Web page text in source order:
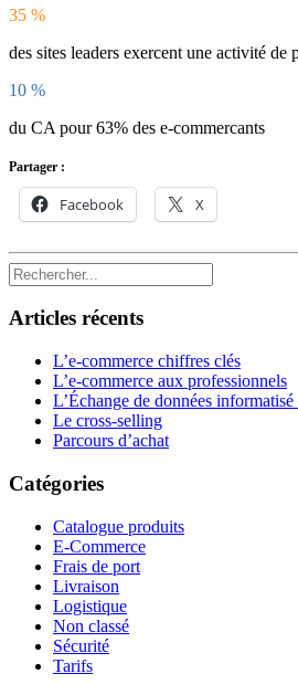
35 %
des sites leaders exercent une activité de
10 %
du CA pour 63% des e-commercants
Partager :
Facebook X
Articles récents
L’e-commerce chiffres clés
L’e-commerce aux professionnels
L’Échange de données
Le cross-selling
Parcours d’achat
Catégories
Catalogue produits
E-Commerce
Frais de port
Livraison
Logistique
Non classé
Sécurité
Tarifs